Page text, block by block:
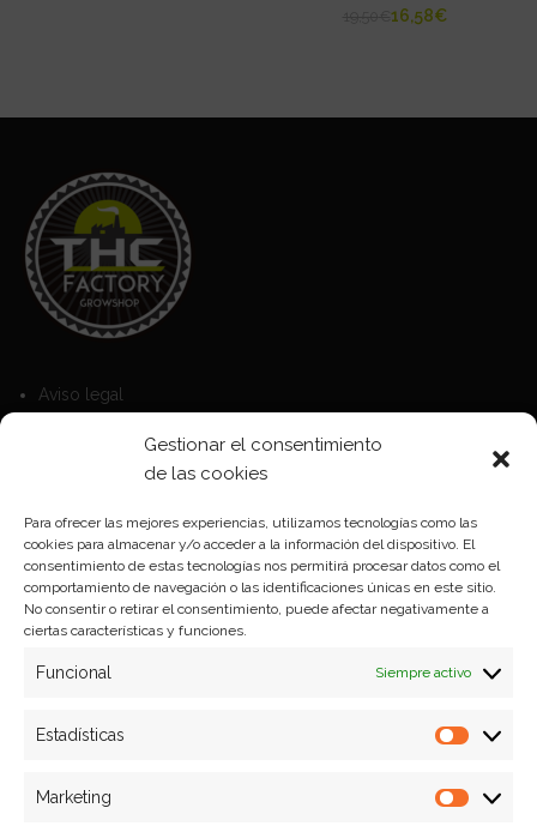
Gestionar el consentimiento
de las cookies
Para ofrecer las mejores experiencias, utilizamos tecnologías como las
cookies para almacenar y/o acceder a la información del dispositivo. El
consentimiento de estas tecnologías nos permitirá procesar datos como el
comportamiento de navegación o las identificaciones únicas en este sitio.
No consentir o retirar el consentimiento, puede afectar negativamente a
ciertas características y funciones.
Funcional Siempre activo
Estadísticas
Marketing
16,58€
Aviso legal
Política de privacidad
Formas de pago
Plazos y condiciones de envio
Politica de devoluciones